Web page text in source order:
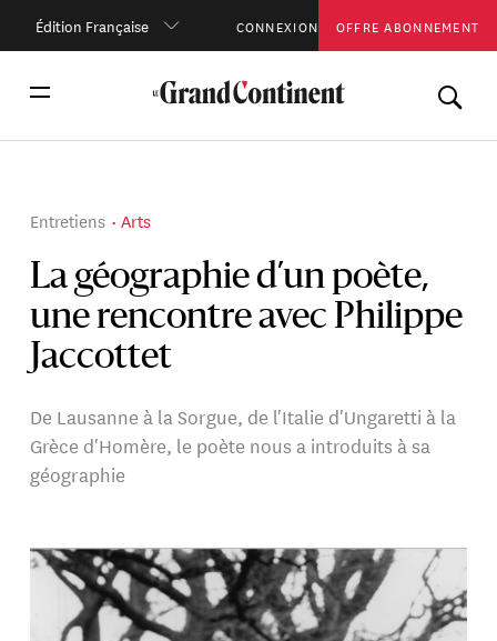
Édition Française CONNEXION OFFRE ABONNEMENT
La géographie d’un poète,
une rencontre avec Philippe
Jaccottet
Entretiens Arts
De Lausanne à la Sorgue, de l'Italie d'Ungaretti à la
Grèce d'Homère, le poète nous a introduits à sa
géographie